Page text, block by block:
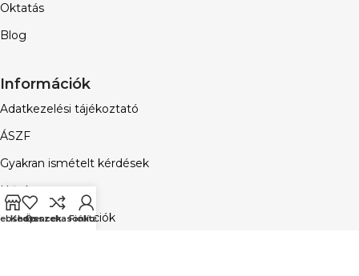
Oktatás
Blog
Információk
Adatkezelési tájékoztató
ÁSZF
Gyakran ismételt kérdések
Hűségprogram
Vásárlási információk
Kedvencek
Összehasonlítás
Fiókom